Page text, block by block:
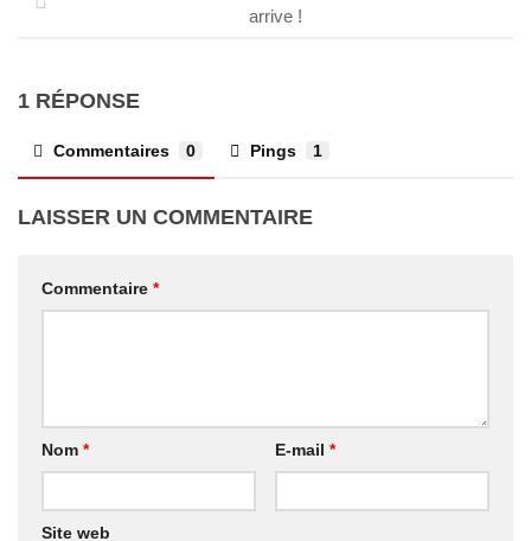
arrive !
1 RÉPONSE
Commentaires 0 Pings 1
LAISSER UN COMMENTAIRE
Commentaire *
Nom * E-mail *
Site web